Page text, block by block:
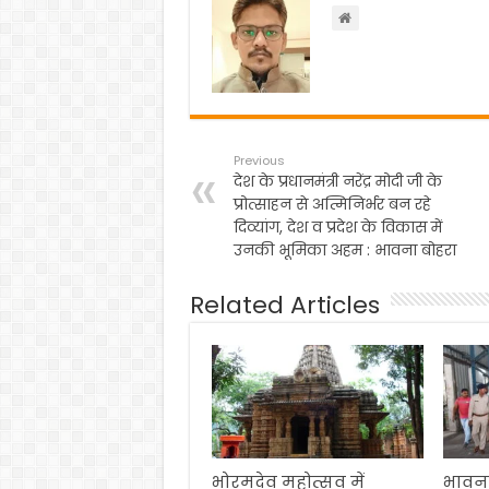
k
Previous
देश के प्रधानमंत्री नरेंद्र मोदी जी के
प्रोत्साहन से अत्मिनिर्भर बन रहे
दिव्यांग, देश व प्रदेश के विकास में
उनकी भूमिका अहम : भावना बोहरा
Related Articles
भोरमदेव महोत्सव में